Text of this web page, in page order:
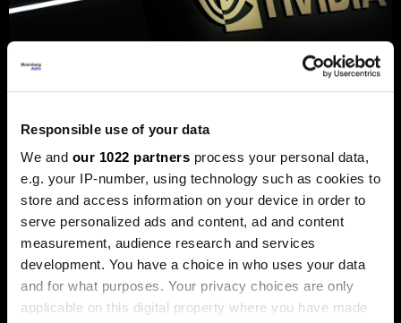
Responsible use of your data
We and our 1022 partners process your personal data,
e.g. your IP-number, using technology such as cookies to
store and access information on your device in order to
serve personalized ads and content, ad and content
measurement, audience research and services
development. You have a choice in who uses your data
and for what purposes. Your privacy choices are only
applicable on this digital property where you have made
„Енвидија“ купи стартап основан
Јосифовски и Словенецот Јуре
Лесковец
„Кумо АИ“ развива модели наменети за
предвидување деловни настани.